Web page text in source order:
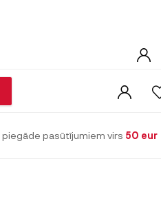
pasūtījumiem virs 50 eur